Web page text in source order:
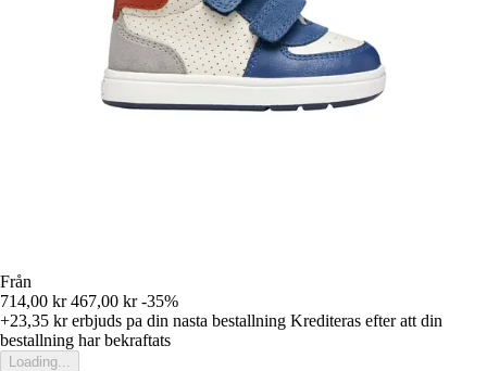
Från
714,00 kr 467,00 kr -35%
+23,35 krerbjuds pa din nasta bestallning Krediteras efter att din
bestallning har bekraftats
Loading...